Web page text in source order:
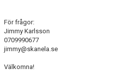
För frågor:
Jimmy Karlsson
0709990677
jimmy@skanela.se
Välkomna!